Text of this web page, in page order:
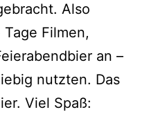
Also
Filmen,
an –
nutzten. Das
Viel Spaß: